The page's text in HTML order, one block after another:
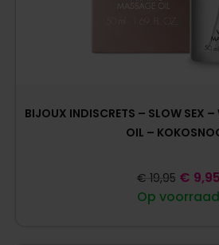
BIJOUX INDISCRETS – SLOW SEX
OIL –
Op voorraad
€ 19,95 € 9,95